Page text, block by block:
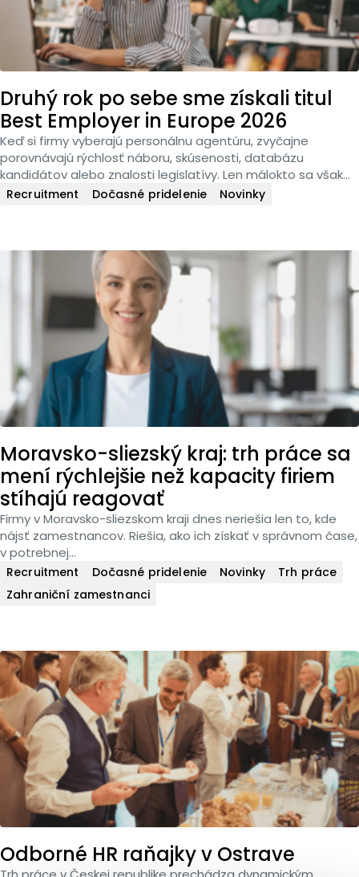
Druhý rok po sebe sme získali titul
Best Employer in Europe 2026
Keď si firmy vyberajú personálnu agentúru, zvyčajne
porovnávajú rýchlosť náboru, skúsenosti, databázu
kandidátov alebo znalosti legislatívy. Len málokto sa však...
Recruitment Dočasné pridelenie Novinky
Moravsko-sliezský kraj: trh práce sa
mení rýchlejšie než kapacity firiem
stíhajú reagovať
Firmy v Moravsko-sliezskom kraji dnes neriešia len to, kde
nájsť zamestnancov. Riešia, ako ich získať v správnom čase,
v potrebnej...
Recruitment Dočasné pridelenie Novinky
Trh práce
Zahraniční zamestnanci
Odborné HR raňajky v Ostrave